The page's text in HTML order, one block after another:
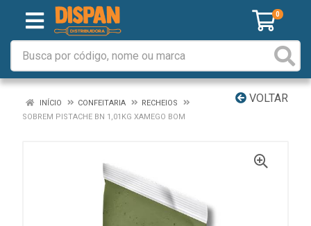
0
VOLTAR
INÍCIO CONFEITARIA
RECHEIOS
SOBREM PISTACHE BN 1,01KG XAMEGO BOM